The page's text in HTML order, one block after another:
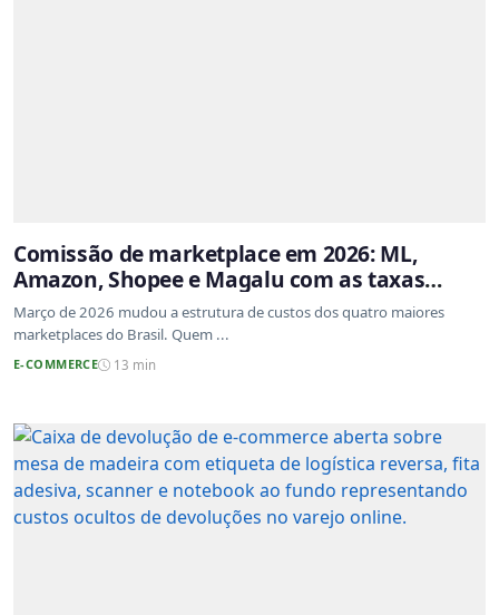
Comissão de marketplace em 2026: ML,
Amazon, Shopee e Magalu com as taxas
atualizadas
Março de 2026 mudou a estrutura de custos dos quatro maiores
marketplaces do Brasil. Quem ...
E-COMMERCE 13 min